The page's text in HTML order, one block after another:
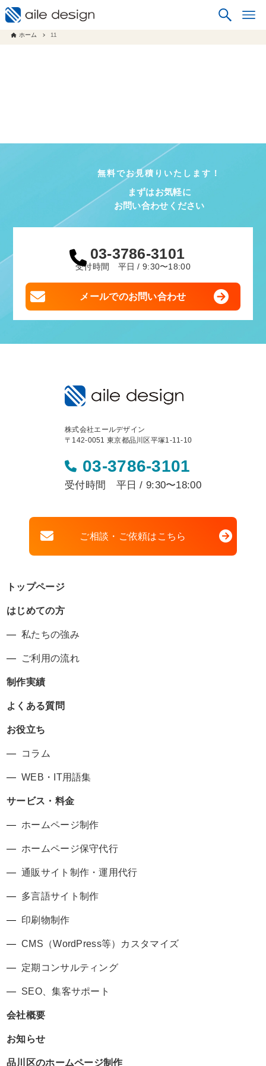
ホーム 11
無料でお見積りいたします！
まずはお気軽に
お問い合わせください
03-3786-3101
受付時間 平日 / 9:30〜18:00
メールでのお問い合わせ
株式会社エールデザイン
〒142-0051 東京都品川区平塚1-11-10
03-3786-3101
受付時間 平日 / 9:30〜18:00
ご相談・ご依頼はこちら
トップページ
はじめての方
私たちの強み
ご利用の流れ
制作実績
よくある質問
お役立ち
コラム
WEB・IT用語集
サービス・料金
ホームページ制作
ホームページ保守代行
通販サイト制作・運用代行
多言語サイト制作
印刷物制作
CMS（WordPress等）カスタマイズ
定期コンサルティング
SEO、集客サポート
会社概要
お知らせ
品川区のホームページ制作